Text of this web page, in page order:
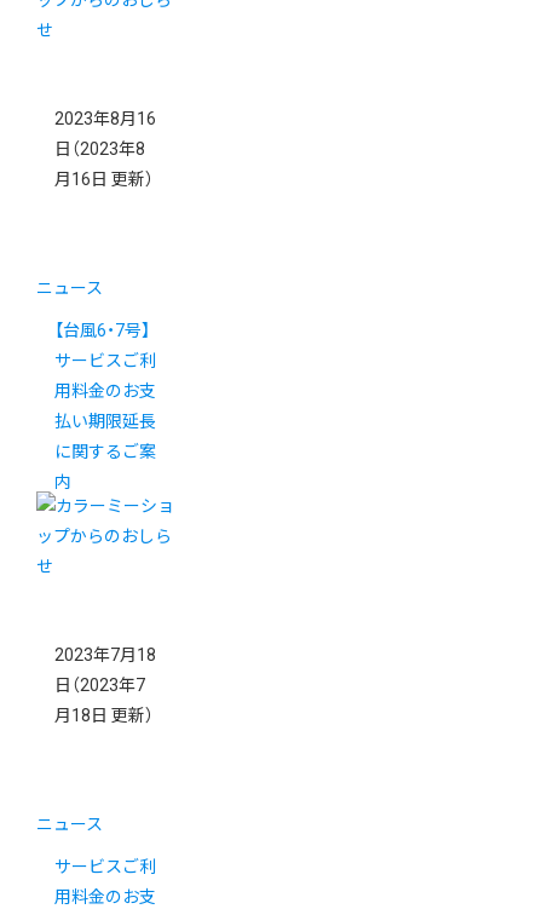
2023年8月16
日 （2023年8
月16日 更新）
ニュース
【台風6・7号】
サービスご利
用料金のお支
払い期限延長
に関するご案
内
2023年7月18
日 （2023年7
月18日 更新）
ニュース
サービスご利
用料金のお支